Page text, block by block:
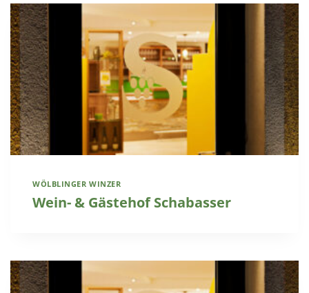
WÖLBLINGER WINZER
Wein- & Gästehof Schabasser